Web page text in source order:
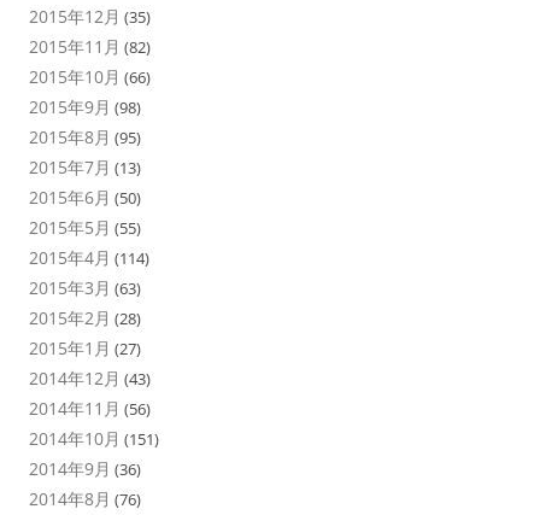
2015年12月 (35)
2015年11月 (82)
2015年10月 (66)
2015年9月 (98)
2015年8月 (95)
2015年7月 (13)
2015年6月 (50)
2015年5月 (55)
2015年4月 (114)
2015年3月 (63)
2015年2月 (28)
2015年1月 (27)
2014年12月 (43)
2014年11月 (56)
2014年10月 (151)
2014年9月 (36)
2014年8月 (76)